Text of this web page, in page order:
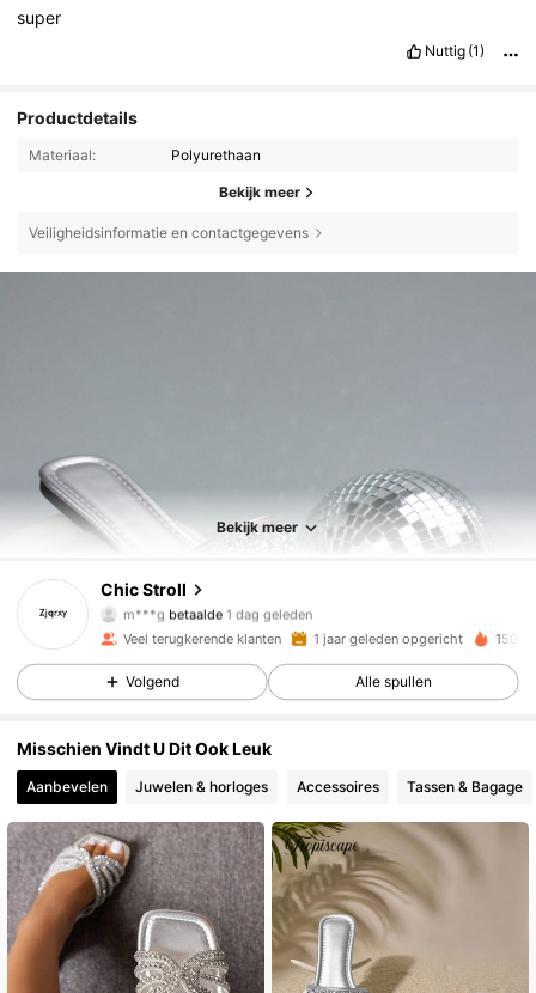
super
Nuttig (1)
Productdetails
Materiaal: Polyurethaan
Bekijk meer
Veiligheidsinformatie en contactgegevens
Bekijk meer
Chic Stroll
4.89
8.3K Volgers
m***g
betaalde
1 dag geleden
m***ngevolgd 1 dag geleden
4.89 8.3K Volgers
4.89 8.3K Volgers
4.89 8.3K Volgers
4.89 8.3K Volgers
4.89 8.3K Volgers
Veel terugkerende klanten 1 jaar geleden opgericht 150K
Volgend Alle spullen
Misschien Vindt U Dit Ook Leuk
Aanbevelen Juwelen & horloges Accessoires Tassen & Bagage